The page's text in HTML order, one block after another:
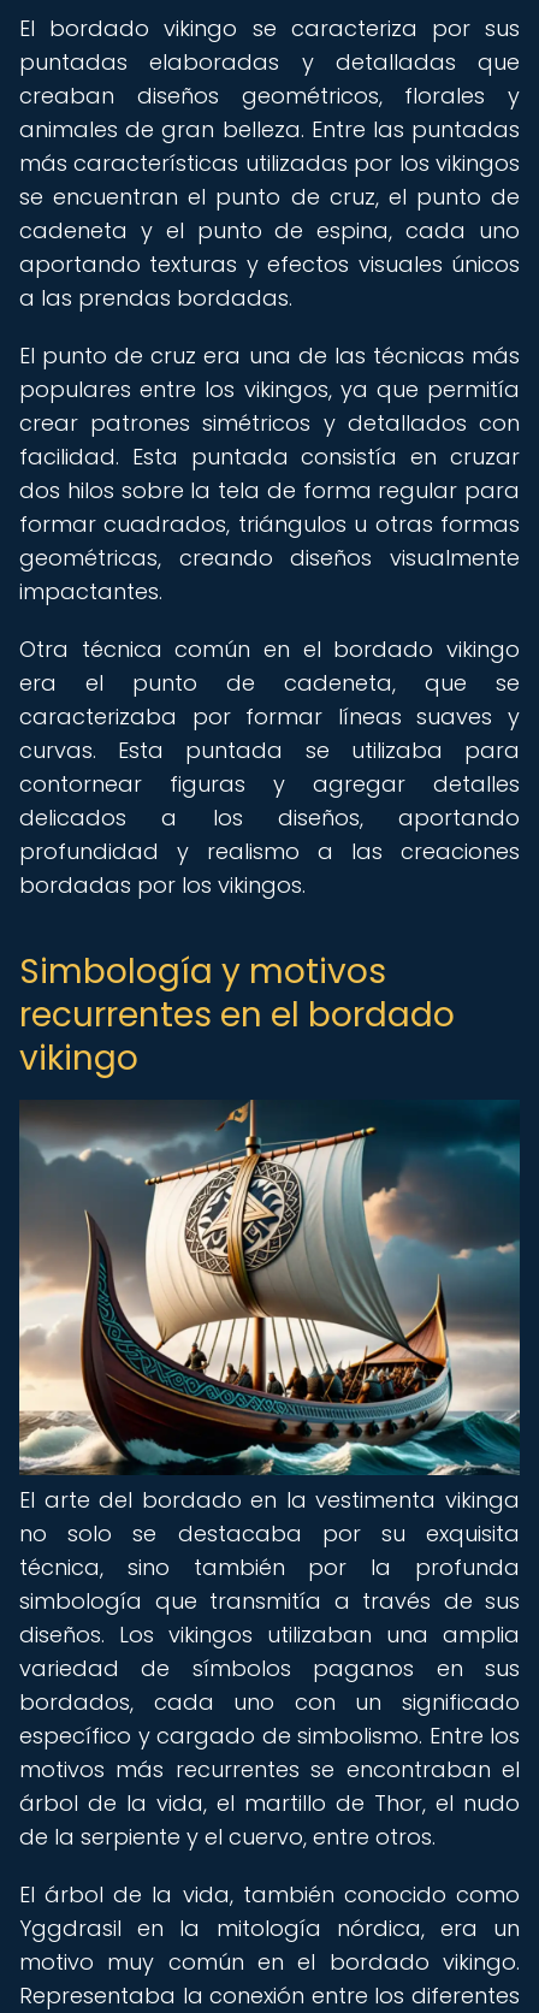
El bordado vikingo se caracteriza por sus
puntadas elaboradas y detalladas que
creaban diseños geométricos, florales y
animales de gran belleza. Entre las puntadas
más características utilizadas por los vikingos
se encuentran el punto de cruz, el punto de
cadeneta y el punto de espina, cada uno
aportando texturas y efectos visuales únicos
a las prendas bordadas.
El punto de cruz era una de las técnicas más
populares entre los vikingos, ya que permitía
crear patrones simétricos y detallados con
facilidad. Esta puntada consistía en cruzar
dos hilos sobre la tela de forma regular para
formar cuadrados, triángulos u otras formas
geométricas, creando diseños visualmente
impactantes.
Otra técnica común en el bordado vikingo
era el punto de cadeneta, que se
caracterizaba por formar líneas suaves y
curvas. Esta puntada se utilizaba para
contornear figuras y agregar detalles
delicados a los diseños, aportando
profundidad y realismo a las creaciones
bordadas por los vikingos.
Simbología y motivos
recurrentes en el bordado
vikingo
El arte del bordado en la vestimenta vikinga
no solo se destacaba por su exquisita
técnica, sino también por la profunda
simbología que transmitía a través de sus
diseños. Los vikingos utilizaban una amplia
variedad de símbolos paganos en sus
bordados, cada uno con un significado
específico y cargado de simbolismo. Entre los
motivos más recurrentes se encontraban el
árbol de la vida, el martillo de Thor, el nudo
de la serpiente y el cuervo, entre otros.
El árbol de la vida, también conocido como
Yggdrasil en la mitología nórdica, era un
motivo muy común en el bordado vikingo.
Representaba la conexión entre los diferentes